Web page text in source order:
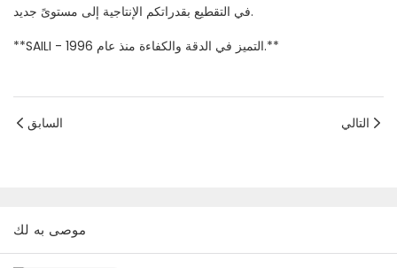
في التقطيع بقدراتكم الإنتاجية إلى مستوىً جديد.
**SAILI - التميز في الدقة والكفاءة منذ عام 1996.**
السابق التالي
موصى به لك